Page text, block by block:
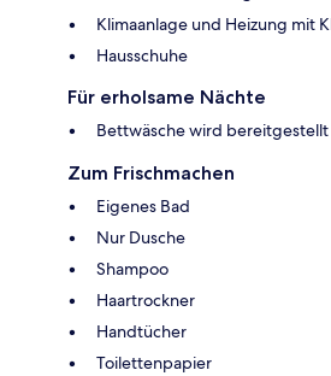
Klimaanlage und Heizung mit
Hausschuhe
Für erholsame Nächte
Bettwäsche wird bereitgestellt
Zum Frischmachen
Eigenes Bad
Nur Dusche
Shampoo
Haartrockner
Handtücher
Toilettenpapier